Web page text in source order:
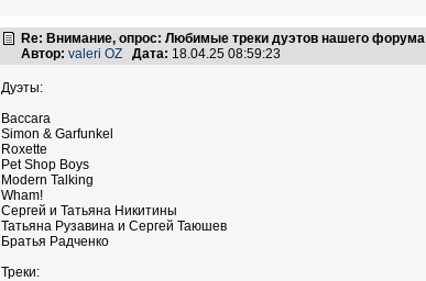
Re: Внимание, опрос: Любимые треки дуэтов нашего форума
Автор: valeri OZ Дата: 18.04.25 08:59:23
Дуэты:
Baccara
Simon & Garfunkel
Roxette
Pet Shop Boys
Modern Talking
Wham!
Сергей и Татьяна Никитины
Татьяна Рузавина и Сергей Таюшев
Братья Радченко
Треки: